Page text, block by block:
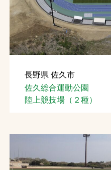
会社概要
採用情報
お問合せ
お取引先の皆様へ
ソーシャルメディアポリシー
長野県 佐久市
佐久総合運動公園
陸上競技場（２種）